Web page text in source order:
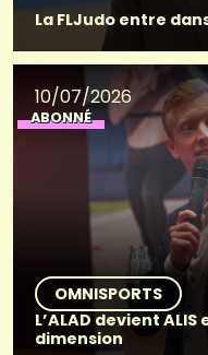
La FLJudo entre
10/07/2026
ABONNÉ
OMNISPORTS
L’ALAD devient
dimension